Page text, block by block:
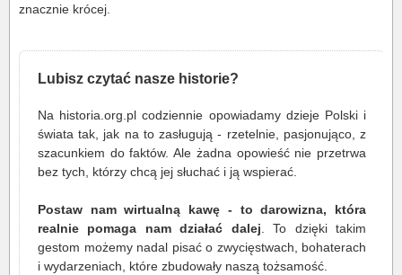
znacznie krócej.
Lubisz czytać nasze historie?
Na historia.org.pl codziennie opowiadamy dzieje Polski i
świata tak, jak na to zasługują - rzetelnie, pasjonująco, z
szacunkiem do faktów. Ale żadna opowieść nie przetrwa
bez tych, którzy chcą jej słuchać i ją wspierać.
Postaw nam wirtualną kawę - to darowizna, która
realnie pomaga nam działać dalej. To dzięki takim
gestom możemy nadal pisać o zwycięstwach, bohaterach
i wydarzeniach, które zbudowały naszą tożsamość.